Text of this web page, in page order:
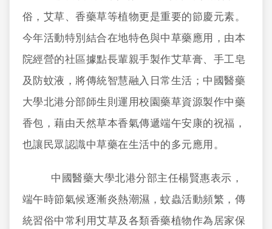
俗，艾草、香藥草等植物更是重要的節慶元素。
今年活動特別結合在地特色與中草藥應用，由本
院經營的社區據點長輩親手製作艾草膏、手工皂
及防蚊液，將傳統智慧融入日常生活；中國醫藥
大學北港分部師生則運用校園藥草資源製作中藥
香包，藉由天然草本香氣傳遞端午安康的祝福，
也讓民眾認識中草藥在生活中的多元應用。
中國醫藥大學北港分部主任楊賢惠表示，
端午時節氣候逐漸炎熱潮濕，蚊蟲活動頻繁，傳
統習俗中常利用艾草及各類香藥植物作為居家保